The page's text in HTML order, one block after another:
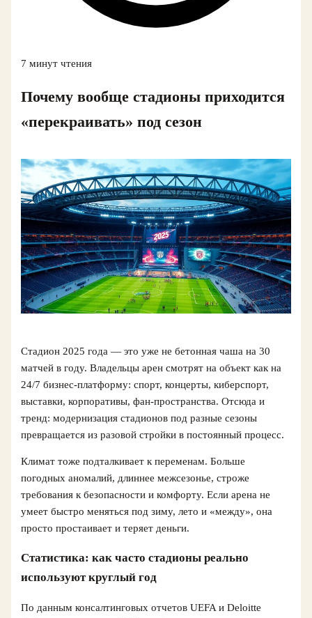
7 минут чтения
Почему вообще стадионы приходится
«перекраивать» под сезон
Стадион 2025 года — это уже не бетонная чаша на 30
матчей в году. Владельцы арен смотрят на объект как на
24/7 бизнес‑платформу: спорт, концерты, киберспорт,
выставки, корпоративы, фан‑пространства. Отсюда и
тренд: модернизация стадионов под разные сезоны
превращается из разовой стройки в постоянный процесс.
Климат тоже подталкивает к переменам. Больше
погодных аномалий, длиннее межсезонье, строже
требования к безопасности и комфорту. Если арена не
умеет быстро меняться под зиму, лето и «между», она
просто простаивает и теряет деньги.
Статистика: как часто стадионы реально
используют круглый год
По данным консалтинговых отчетов UEFA и Deloitte